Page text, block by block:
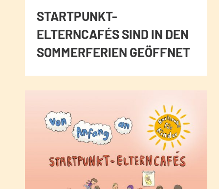
STARTPUNKT-
ELTERNCAFÉS SIND IN DEN
SOMMERFERIEN GEÖFFNET